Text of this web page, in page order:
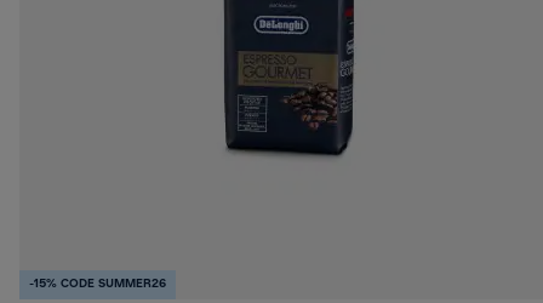
-15% CODE SUMMER26